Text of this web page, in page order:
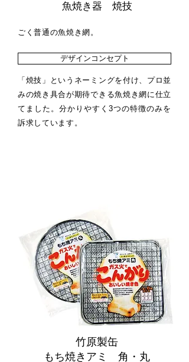
魚焼き器 焼技
ごく普通の魚焼き網。
デザインコンセプト
「焼技」というネーミングを付け、プロ並
みの焼き具合が期待できる魚焼き網に仕立
てました。分かりやすく3つの特徴のみを
訴求しています。
竹原製缶
もち焼きアミ 角・丸